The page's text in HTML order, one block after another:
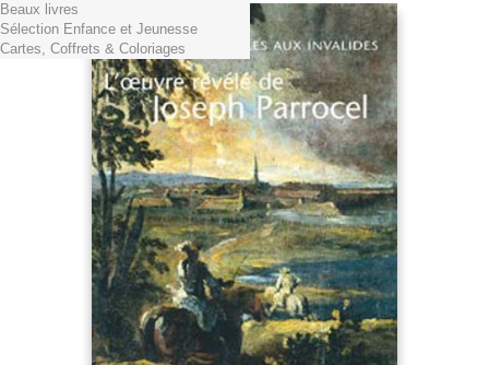
Beaux livres
Sélection Enfance et Jeunesse
Cartes, Coffrets & Coloriages